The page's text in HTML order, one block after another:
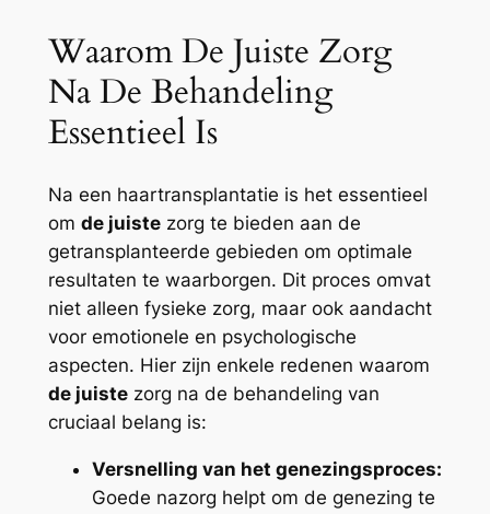
Waarom De Juiste Zorg
Na De Behandeling
Essentieel Is
Na een haartransplantatie is het essentieel
om de juistezorg te bieden aan de
getransplanteerde gebieden om optimale
resultaten te waarborgen. Dit proces omvat
niet alleen fysieke zorg, maar ook aandacht
voor emotionele en psychologische
aspecten. Hier zijn enkele redenen waarom
de juistezorg na de behandeling van
cruciaal belang is:
Versnelling van het genezingsproces:
Goede nazorg helpt om de genezing te